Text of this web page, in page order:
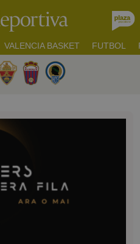
VALENCIA BASKET FUTBOL